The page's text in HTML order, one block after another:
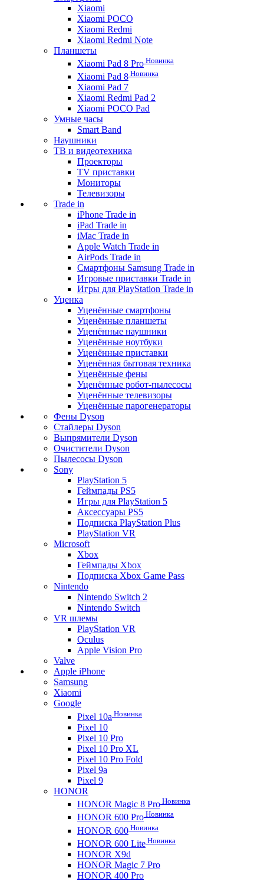
Xiaomi
Xiaomi POCO
Xiaomi Redmi
Xiaomi Redmi Note
Планшеты
Xiaomi Pad 8 Pro Новинка
Xiaomi Pad 8 Новинка
Xiaomi Pad 7
Xiaomi Redmi Pad 2
Xiaomi POCO Pad
Умные часы
Smart Band
Наушники
ТВ и видеотехника
Проекторы
TV приставки
Мониторы
Телевизоры
Trade in
iPhone Trade in
iPad Trade in
iMac Trade in
Apple Watch Trade in
AirPods Trade in
Смартфоны Samsung Trade in
Игровые приставки Trade in
Игры для PlayStation Trade in
Уценка
Уценённые смартфоны
Уценённые планшеты
Уценённые наушники
Уценённые ноутбуки
Уценённые приставки
Уценённая бытовая техника
Уценённые фены
Уценённые робот-пылесосы
Уценённые телевизоры
Уценённые парогенераторы
Фены Dyson
Стайлеры Dyson
Выпрямители Dyson
Очистители Dyson
Пылесосы Dyson
Sony
PlayStation 5
Геймпады PS5
Игры для PlayStation 5
Аксессуары PS5
Подписка PlayStation Plus
PlayStation VR
Microsoft
Xbox
Геймпады Xbox
Подписка Xbox Game Pass
Nintendo
Nintendo Switch 2
Nintendo Switch
VR шлемы
PlayStation VR
Oculus
Apple Vision Pro
Valve
Apple iPhone
Samsung
Xiaomi
Google
Pixel 10a Новинка
Pixel 10
Pixel 10 Pro
Pixel 10 Pro XL
Pixel 10 Pro Fold
Pixel 9a
Pixel 9
HONOR
HONOR Magic 8 Pro Новинка
HONOR 600 Pro Новинка
HONOR 600 Новинка
HONOR 600 Lite Новинка
HONOR X9d
HONOR Magic 7 Pro
HONOR 400 Pro